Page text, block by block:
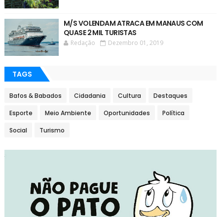
M/S VOLENDAM ATRACA EM MANAUS COM
QUASE 2 MIL TURISTAS
Redação Dezembro 01, 2019
TAGS
Bafos & Babados Cidadania Cultura Destaques
Esporte Meio Ambiente Oportunidades Política
Social Turismo